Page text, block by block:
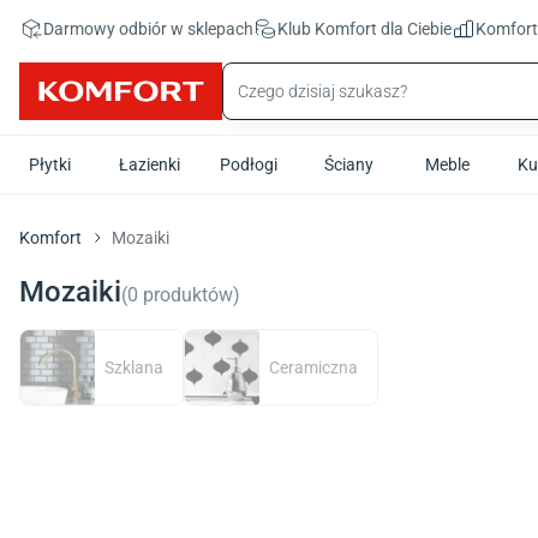
Darmowy odbiór w sklepach Klub Komfort dla Ciebie
Płytki Łazienki Podłogi Ściany Meble
Komfort Mozaiki
Mozaiki(0 produktów)
Szklana Ceramiczna